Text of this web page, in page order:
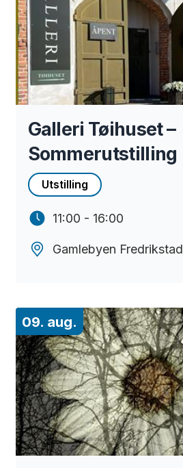
Galleri Tøihuset –
Sommerutstilling
Utstilling
11:00 - 16:00
Gamlebyen Fredrikstad
09. aug.